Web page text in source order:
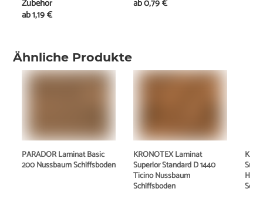
Ähnliche Produkte
PARADOR Laminat Basic
200 Nussbaum Schiffsboden
KRONOTEX Laminat
Superior Standard D 1440
Ticino Nussbaum
Schiffsboden
Zubehör
ab1,19 €
ab0,79 €